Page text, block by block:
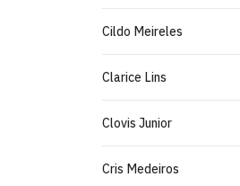
Cildo Meireles
Clarice Lins
Clovis Junior
Cris Medeiros